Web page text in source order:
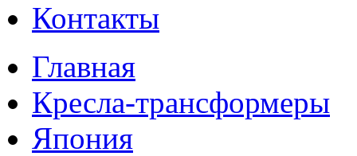
Контакты
Главная
Кресла-трансформеры
Япония